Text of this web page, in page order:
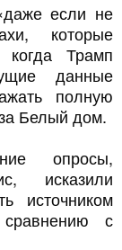
если не
которые
когда Трамп
данные
полную
за Белый дом.
опросы,
исказили
источником
с